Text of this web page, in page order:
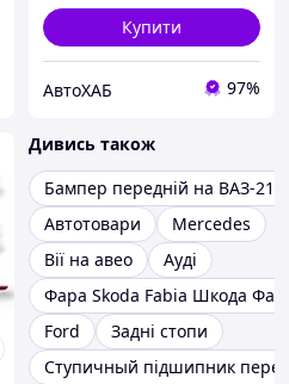
Купити
АвтоХАБ 97%
Дивись також
Бампер передній на ВАЗ-
Автотовари
Mercedes
Вії на авео
Ауді
Фара Skoda Fabia Шкода
Ford
Задні стопи
Ступичный підшипник